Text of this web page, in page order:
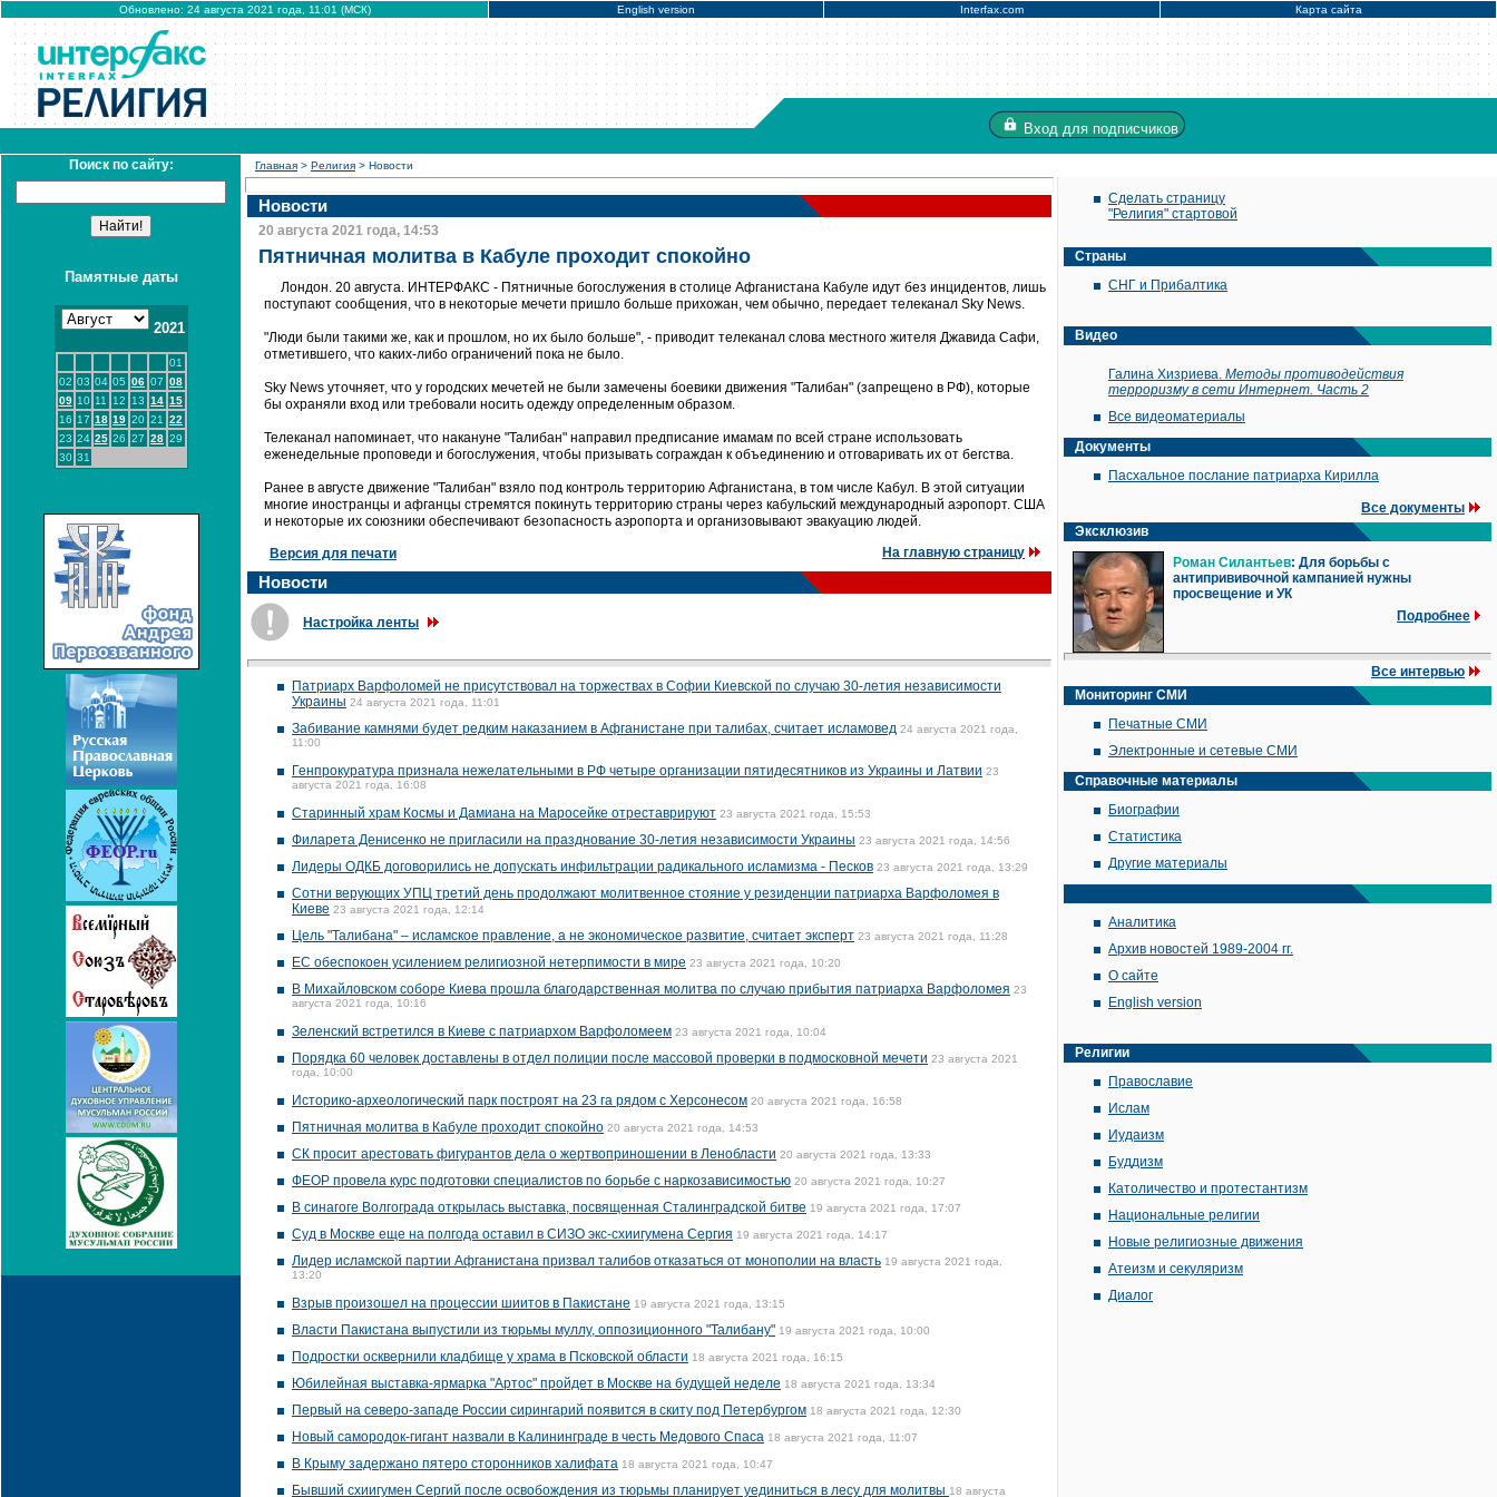
Обновлено: 24 августа 2021 года, 11:01 (МСК) English version Interfax.com Карта сайта
Вход для подписчиков
Поиск по сайту:
Памятные даты
2021
01
02 03 04 05 06 07 08
09 10 11 12 13 14 15
16 17 18 19 20 21
22
23 24 25 26 27 28 29
30 31
Главная > Религия > Новости
Новости
20 августа 2021 года, 14:53
Пятничная молитва в Кабуле проходит спокойно
Лондон. 20 августа. ИНТЕРФАКС - Пятничные богослужения в столице Афганистана Кабуле идут без инцидентов, лишь
поступают сообщения, что в некоторые мечети пришло больше прихожан, чем обычно, передает телеканал Sky News.
"Люди были такими же, как и прошлом, но их было больше", - приводит телеканал слова местного жителя Джавида Сафи,
отметившего, что каких-либо ограничений пока не было.
Sky News уточняет, что у городских мечетей не были замечены боевики движения "Талибан" (запрещено в РФ), которые
бы охраняли вход или требовали носить одежду определенным образом.
Телеканал напоминает, что накануне "Талибан" направил предписание имамам по всей стране использовать
еженедельные проповеди и богослужения, чтобы призывать сограждан к объединению и отговаривать их от бегства.
Ранее в августе движение "Талибан" взяло под контроль территорию Афганистана, в том числе Кабул. В этой ситуации
многие иностранцы и афганцы стремятся покинуть территорию страны через кабульский международный аэропорт. США
и некоторые их союзники обеспечивают безопасность аэропорта и организовывают эвакуацию людей.
Версия для печати На главную страницу
Новости
Настройка ленты
Патриарх Варфоломей не присутствовал на торжествах в Софии Киевской по случаю 30-летия независимости
Украины 24 августа 2021 года, 11:01
Забивание камнями будет редким наказанием в Афганистане при талибах, считает исламовед 24 августа 2021 года,
11:00
Генпрокуратура признала нежелательными в РФ четыре организации пятидесятников из Украины и Латвии 23
августа 2021 года, 16:08
Старинный храм Космы и Дамиана на Маросейке отреставрируют 23 августа 2021 года, 15:53
Филарета Денисенко не пригласили на празднование 30-летия независимости Украины 23 августа 2021 года, 14:56
Лидеры ОДКБ договорились не допускать инфильтрации радикального исламизма - Песков 23 августа 2021 года, 13:29
Сотни верующих УПЦ третий день продолжают молитвенное стояние у резиденции патриарха Варфоломея в
Киеве 23 августа 2021 года, 12:14
Цель "Талибана" – исламское правление, а не экономическое развитие, считает эксперт 23 августа 2021 года, 11:28
ЕС обеспокоен усилением религиозной нетерпимости в мире 23 августа 2021 года, 10:20
В Михайловском соборе Киева прошла благодарственная молитва по случаю прибытия патриарха Варфоломея 23
августа 2021 года, 10:16
Зеленский встретился в Киеве с патриархом Варфоломеем 23 августа 2021 года, 10:04
Порядка 60 человек доставлены в отдел полиции после массовой проверки в подмосковной мечети 23 августа 2021
года, 10:00
Историко-археологический парк построят на 23 га рядом с Херсонесом 20 августа 2021 года, 16:58
Пятничная молитва в Кабуле проходит спокойно 20 августа 2021 года, 14:53
СК просит арестовать фигурантов дела о жертвоприношении в Ленобласти 20 августа 2021 года, 13:33
ФЕОР провела курс подготовки специалистов по борьбе с наркозависимостью 20 августа 2021 года, 10:27
В синагоге Волгограда открылась выставка, посвященная Сталинградской битве 19 августа 2021 года, 17:07
Суд в Москве еще на полгода оставил в СИЗО экс-схиигумена Сергия 19 августа 2021 года, 14:17
Лидер исламской партии Афганистана призвал талибов отказаться от монополии на власть 19 августа 2021 года,
13:20
Взрыв произошел на процессии шиитов в Пакистане 19 августа 2021 года, 13:15
Власти Пакистана выпустили из тюрьмы муллу, оппозиционного "Талибану" 19 августа 2021 года, 10:00
Подростки осквернили кладбище у храма в Псковской области 18 августа 2021 года, 16:15
Юбилейная выставка-ярмарка "Артос" пройдет в Москве на будущей неделе 18 августа 2021 года, 13:34
Первый на северо-западе России сирингарий появится в скиту под Петербургом 18 августа 2021 года, 12:30
Новый самородок-гигант назвали в Калининграде в честь Медового Спаса 18 августа 2021 года, 11:07
В Крыму задержано пятеро сторонников халифата 18 августа 2021 года, 10:47
Бывший схиигумен Сергий после освобождения из тюрьмы планирует уединиться в лесу для молитвы 18 августа
Сделать страницу
"Религия" стартовой
Страны
СНГ и Прибалтика
Видео
Галина Хизриева. Методы противодействия
терроризму в сети Интернет. Часть 2
Все видеоматериалы
Документы
Пасхальное послание патриарха Кирилла
Все документы
Эксклюзив
Роман Силантьев: Для борьбы с
антипрививочной кампанией нужны
просвещение и УК
Подробнее
Все интервью
Мониторинг СМИ
Печатные СМИ
Электронные и сетевые СМИ
Справочные материалы
Биографии
Статистика
Другие материалы
Аналитика
Архив новостей 1989-2004 гг.
О сайте
English version
Религии
Православие
Ислам
Иудаизм
Буддизм
Католичество и протестантизм
Национальные религии
Новые религиозные движения
Атеизм и секуляризм
Диалог